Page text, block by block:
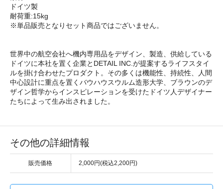
ドイツ製
耐荷重:15kg
※単品販売となりセット商品ではございません。
世界中の航空会社へ機内専用品をデザイン、製造、供給している
ドイツに本社を置く企業とDETAIL INC.が提案するライフスタイ
ルを掛け合わせたプロダクト。その多くは機能性、持続性、人間
中心設計に重点を置くバウハウスウルム造形大学、ブラウンのデ
ザイン哲学からインスピレーションを受けたドイツ人デザイナー
たちによって生み出されました。
その他の詳細情報
販売価格 2,000円(税込2,200円)